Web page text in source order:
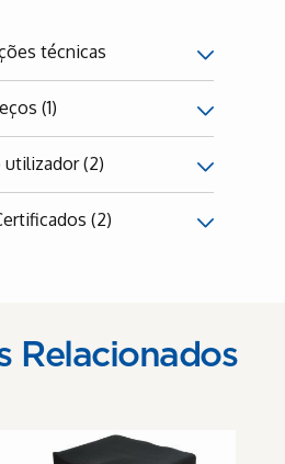
técnicas
(1)
utilizador (2)
(2)
Relacionados